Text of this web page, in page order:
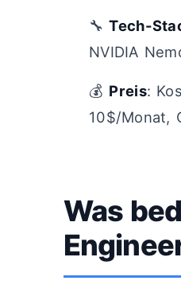
🔧Tech-
NVIDIA
💰 Preis:
10$/Monat,
Was